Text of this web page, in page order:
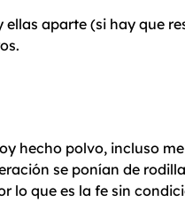
aparte (si hay que
hecho polvo, incluso
se ponían de
lo que es la fe sin